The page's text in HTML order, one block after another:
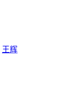
王辉